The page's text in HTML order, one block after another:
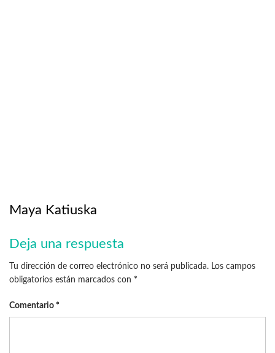
Maya Katiuska
Deja una respuesta
Tu dirección de correo electrónico no será publicada. Los campos
obligatorios están marcados con *
Comentario *